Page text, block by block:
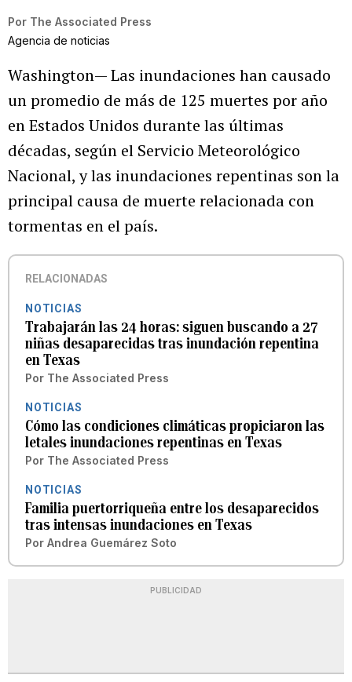
Por The Associated Press
Agencia de noticias
Washington— Las inundaciones han causado
un promedio de más de 125 muertes por año
en Estados Unidos durante las últimas
décadas, según el Servicio Meteorológico
Nacional, y las inundaciones repentinas son la
principal causa de muerte relacionada con
tormentas en el país.
RELACIONADAS
NOTICIAS
Trabajarán las 24 horas: siguen buscando a 27
niñas desaparecidas tras inundación repentina
en Texas
Por The Associated Press
NOTICIAS
Cómo las condiciones climáticas propiciaron las
letales inundaciones repentinas en Texas
Por The Associated Press
NOTICIAS
Familia puertorriqueña entre los desaparecidos
tras intensas inundaciones en Texas
Por Andrea Guemárez Soto
PUBLICIDAD